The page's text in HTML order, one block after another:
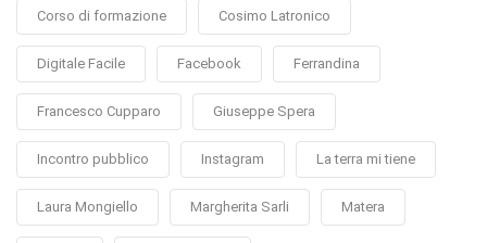
Corso di formazione Cosimo Latronico
Digitale Facile Facebook Ferrandina
Francesco Cupparo Giuseppe Spera
Incontro pubblico Instagram La terra mi tiene
Laura Mongiello Margherita Sarli Matera